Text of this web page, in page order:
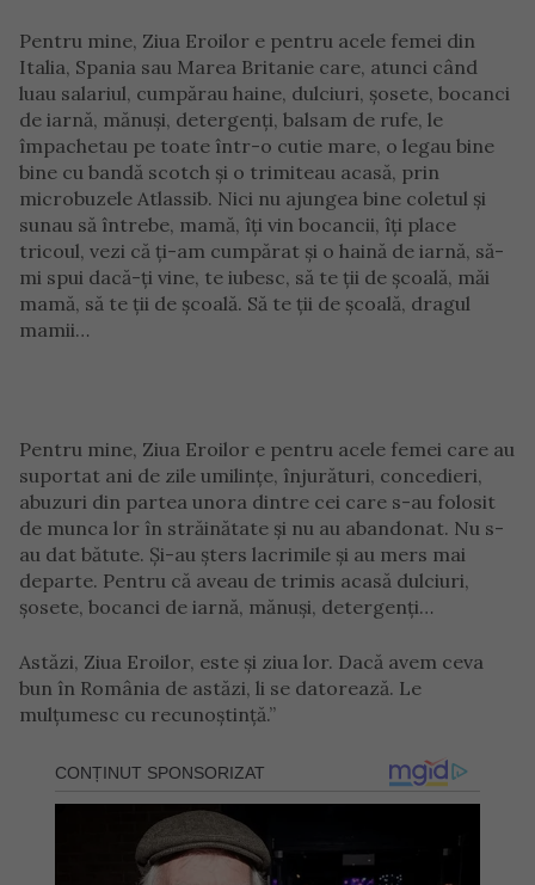
Pentru mine, Ziua Eroilor e pentru acele femei din
Italia, Spania sau Marea Britanie care, atunci când
luau salariul, cumpărau haine, dulciuri, șosete, bocanci
de iarnă, mănuși, detergenți, balsam de rufe, le
împachetau pe toate într-o cutie mare, o legau bine
bine cu bandă scotch și o trimiteau acasă, prin
microbuzele Atlassib. Nici nu ajungea bine coletul și
sunau să întrebe, mamă, îți vin bocancii, îți place
tricoul, vezi că ți-am cumpărat și o haină de iarnă, să-
mi spui dacă-ți vine, te iubesc, să te ții de școală, măi
mamă, să te ții de școală. Să te ții de școală, dragul
mamii…
Pentru mine, Ziua Eroilor e pentru acele femei care au
suportat ani de zile umilințe, înjurături, concedieri,
abuzuri din partea unora dintre cei care s-au folosit
de munca lor în străinătate și nu au abandonat. Nu s-
au dat bătute. Și-au șters lacrimile și au mers mai
departe. Pentru că aveau de trimis acasă dulciuri,
șosete, bocanci de iarnă, mănuși, detergenți…
Astăzi, Ziua Eroilor, este și ziua lor. Dacă avem ceva
bun în România de astăzi, li se datorează. Le
mulțumesc cu recunoștință.”